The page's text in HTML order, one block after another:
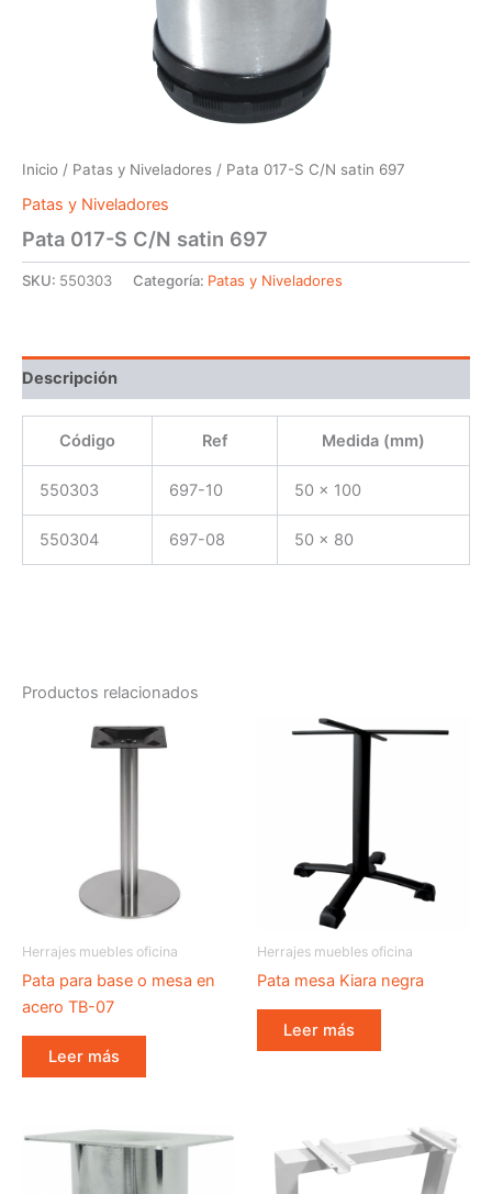
Inicio / Patas y Niveladores / Pata 017-S C/N satin 697
Patas y Niveladores
Pata 017-S C/N satin 697
SKU: 550303 Categoría: Patas y Niveladores
Descripción
Código Ref Medida (mm)
550303 697-10 50 x 100
550304 697-08 50 x 80
Productos relacionados
Herrajes muebles oficina
Pata para base o mesa en
acero TB-07
Leer más
Herrajes muebles oficina
Pata mesa Kiara negra
Leer más